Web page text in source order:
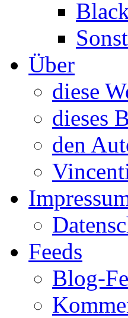
Über
diese
dieses
den
Feeds
Blog-